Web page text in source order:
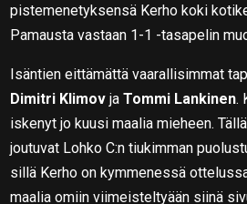
pistemenetyksensä Kerho koki
Pamausta vastaan 1-1 -tasapelin
Isäntien eittämättä vaarallisimmat
Dimitri KlimovjaTommi Lankinen.
iskenyt jo kuusi maalia mieheen.
joutuvat Lohko C:n tiukimman
sillä Kerho on kymmenessä
maalia omiin viimeisteltyään siinä